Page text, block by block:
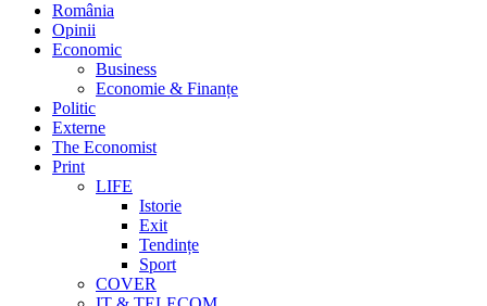
România
Opinii
Economic
Business
Economie & Finanțe
Politic
Externe
The Economist
Print
LIFE
Istorie
Exit
Tendințe
Sport
COVER